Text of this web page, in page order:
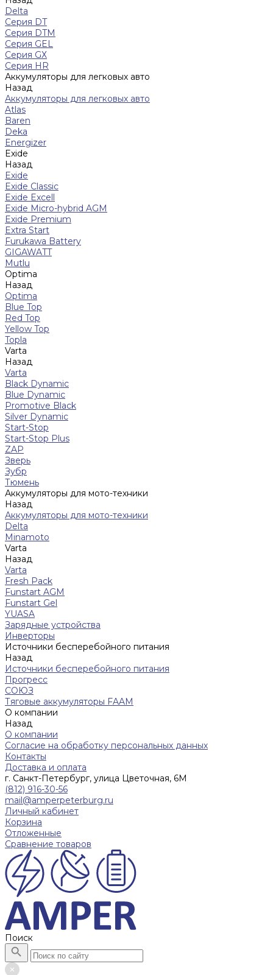
Delta
Серия DT
Серия DTM
Серия GEL
Серия GХ
Серия HR
Аккумуляторы для легковых авто
Назад
Аккумуляторы для легковых авто
Atlas
Baren
Deka
Energizer
Exide
Назад
Exide
Exide Classic
Exide Excell
Exide Micro-hybrid AGM
Exide Premium
Extra Start
Furukawa Battery
GIGAWATT
Mutlu
Optima
Назад
Optima
Blue Top
Red Top
Yellow Top
Topla
Varta
Назад
Varta
Black Dynamic
Blue Dynamic
Promotive Black
Silver Dynamic
Start-Stop
Start-Stop Plus
ZAP
Зверь
Зубр
Тюмень
Аккумуляторы для мото-техники
Назад
Аккумуляторы для мото-техники
Delta
Minamoto
Varta
Назад
Varta
Fresh Pack
Funstart AGM
Funstart Gel
YUASA
Зарядные устройства
Инверторы
Источники бесперебойного питания
Назад
Источники бесперебойного питания
Прогресс
СОЮЗ
Тяговые аккумуляторы FAAM
О компании
Назад
О компании
Согласие на обработку персональных данных
Контакты
Доставка и оплата
г. Санкт-Петербург, улица Цветочная, 6М
(812) 916-30-56
mail@amperpeterburg.ru
Личный кабинет
Корзина
Отложенные
Сравнение товаров
Поиск